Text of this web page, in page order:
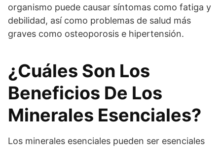
organismo puede causar síntomas como fatiga y
debilidad, así como problemas de salud más
graves como osteoporosis e hipertensión.
¿Cuáles Son Los
Beneficios De Los
Minerales Esenciales?
Los minerales esenciales pueden ser esenciales